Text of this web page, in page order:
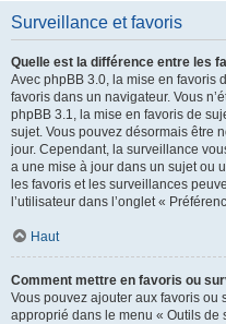
Surveillance et favoris
Quelle est la différence entre les
Avec phpBB 3.0, la mise en favoris
favoris dans un navigateur. Vous
phpBB 3.1, la mise en favoris de
sujet. Vous pouvez désormais être
jour. Cependant, la surveillance
a une mise à jour dans un sujet ou
les favoris et les surveillances
l’utilisateur dans l’onglet «
Haut
Comment mettre en favoris ou
Vous pouvez ajouter aux favoris
approprié dans le menu « Outils de